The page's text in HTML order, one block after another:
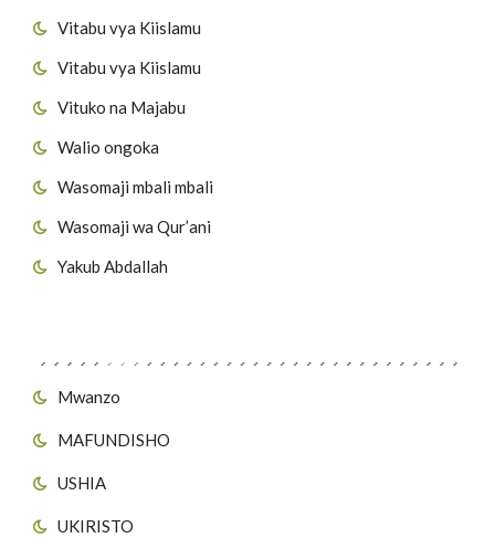
Vitabu vya Kiislamu
Vitabu vya Kiislamu
Vituko na Majabu
Walio ongoka
Wasomaji mbali mbali
Wasomaji wa Qur’ani
Yakub Abdallah
Mwanzo
MAFUNDISHO
USHIA
UKIRISTO